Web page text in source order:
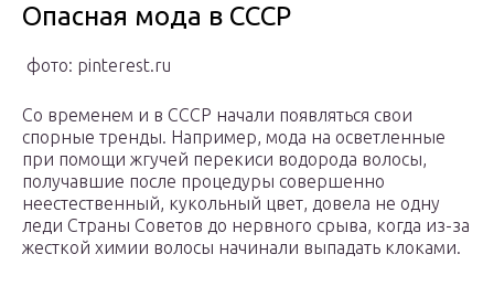
Опасная мода в СССР
фото: pinterest.ru
Со временем и в СССР начали появляться свои
спорные тренды. Например, мода на осветленные
при помощи жгучей перекиси водорода волосы,
получавшие после процедуры совершенно
неестественный, кукольный цвет, довела не одну
леди Страны Советов до нервного срыва, когда из-за
жесткой химии волосы начинали выпадать клоками.